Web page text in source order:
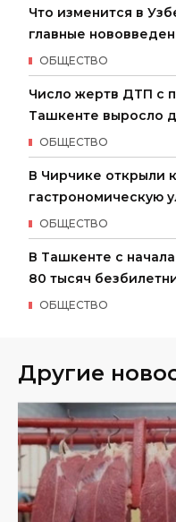
Что изменится в
главные
ОБЩЕСТВО
Число жертв ДТП с
Ташкенте выросло
ОБЩЕСТВО
В Чирчике открыли
гастрономическую
ОБЩЕСТВО
В Ташкенте с
80 тысяч
ОБЩЕСТВО
Другие